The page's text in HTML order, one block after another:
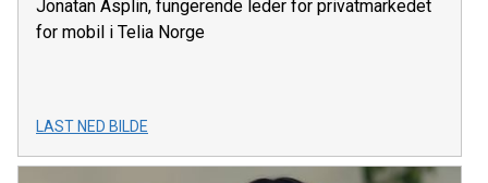
Jonatan Asplin, fungerende leder for privatmarkedet
for mobil i Telia Norge
LAST NED BILDE